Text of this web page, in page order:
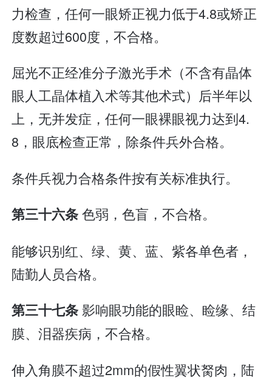
力检查，任何一眼矫正视力低于4.8或矫正
度数超过600度，不合格。
屈光不正经准分子激光手术（不含有晶体
眼人工晶体植入术等其他术式）后半年以
上，无并发症，任何一眼裸眼视力达到4.
8，眼底检查正常，除条件兵外合格。
条件兵视力合格条件按有关标准执行。
第三十六条色弱，色盲，不合格。
能够识别红、绿、黄、蓝、紫各单色者，
陆勤人员合格。
第三十七条影响眼功能的眼睑、睑缘、结
膜、泪器疾病，不合格。
伸入角膜不超过2mm的假性翼状胬肉，陆